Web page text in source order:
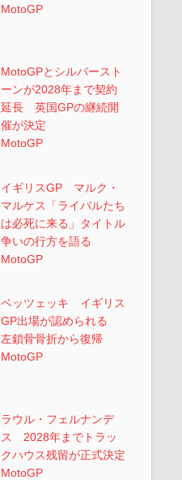
MotoGP
MotoGPとシルバースト
ーンが2028年まで契約
延長 英国GPの継続開
催が決定
MotoGP
イギリスGP マルク・
マルケス「ライバルたち
は必死に来る」タイトル
争いの行方を語る
MotoGP
ベッツェッキ イギリス
GP出場が認められる
左鎖骨骨折から復帰
MotoGP
ラウル・フェルナンデ
ス 2028年までトラッ
クハウス残留が正式決定
MotoGP